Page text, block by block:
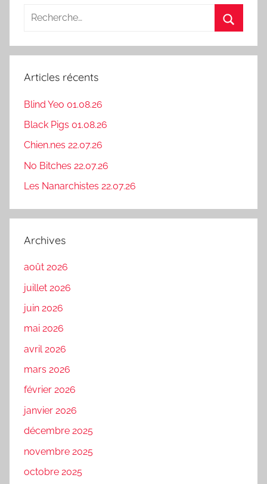
publications
Recherche
:
Articles récents
Blind Yeo 01.08.26
Black Pigs 01.08.26
Chien.nes 22.07.26
No Bitches 22.07.26
Les Nanarchistes 22.07.26
Archives
août 2026
juillet 2026
juin 2026
mai 2026
avril 2026
mars 2026
février 2026
janvier 2026
décembre 2025
novembre 2025
octobre 2025